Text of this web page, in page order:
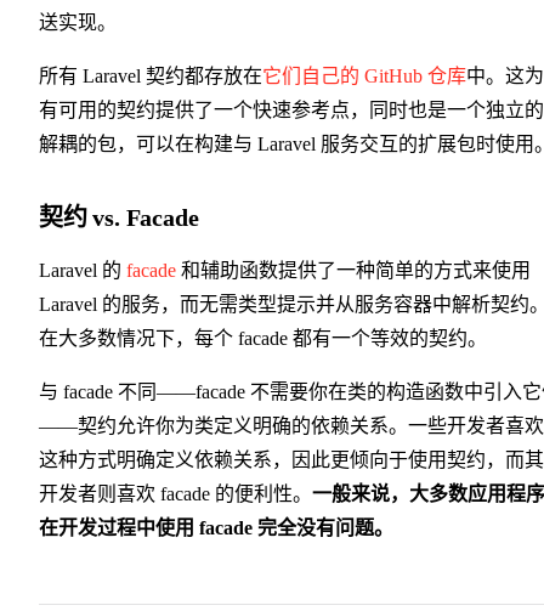
送实现。
所有 Laravel 契约都存放在它们自己的 GitHub 仓库中。这
有可用的契约提供了一个快速参考点，同时也是一个独立
解耦的包，可以在构建与 Laravel 服务交互的扩展包时使用
契约 vs. Facade
Laravel 的 facade 和辅助函数提供了一种简单的方式来使用
Laravel 的服务，而无需类型提示并从服务容器中解析契约
在大多数情况下，每个 facade 都有一个等效的契约。
与 facade 不同——facade 不需要你在类的构造函数中引入
——契约允许你为类定义明确的依赖关系。一些开发者喜
这种方式明确定义依赖关系，因此更倾向于使用契约，而
开发者则喜欢 facade 的便利性。 一般来说，大多数应用程序
在开发过程中使用 facade 完全没有问题。